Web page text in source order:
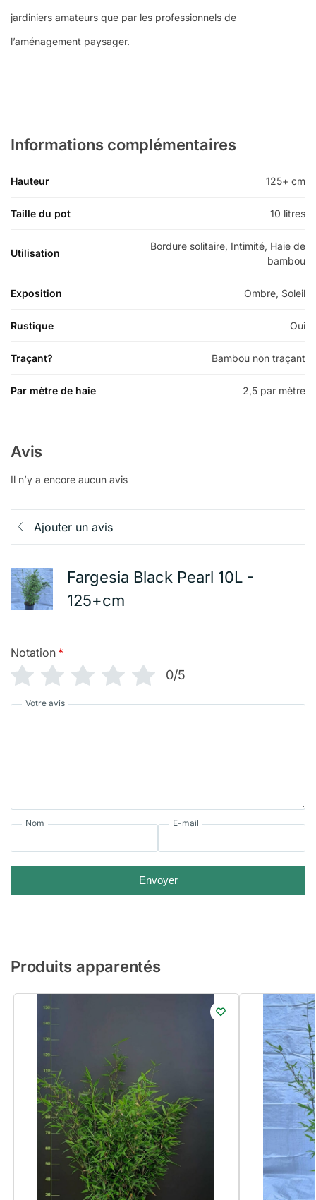
jardiniers amateurs que par les professionnels de
l’aménagement paysager.
Informations complémentaires
Hauteur 125+ cm
Taille du pot 10 litres
Utilisation
Bordure solitaire, Intimité, Haie de
bambou
Exposition Ombre, Soleil
Rustique Oui
Traçant? Bambou non traçant
Par mètre de haie 2,5 par mètre
Avis
Il n’y a encore aucun avis
Ajouter un avis
Fargesia Black Pearl 10L -
125+cm
Notation *
0/5
Votre avis
Nom E-mail
Envoyer
Produits apparentés